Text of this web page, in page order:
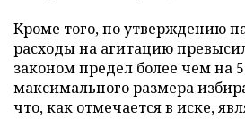
Кроме того, по утверждению
расходы на агитацию
законом предел более чем на
максимального размера
что, как отмечается в иске,